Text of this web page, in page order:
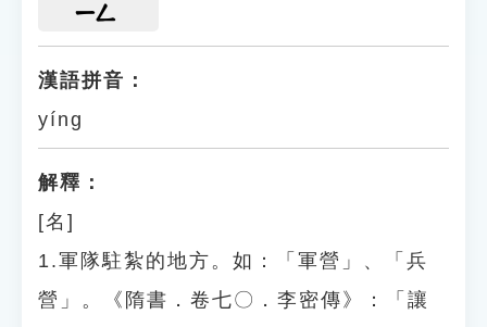
ㄧㄥ
漢語拼音：
yíng
解釋：
[名]
1.軍隊駐紮的地方。如：「軍營」、「兵
營」。《隋書．卷七〇．李密傳》：「讓